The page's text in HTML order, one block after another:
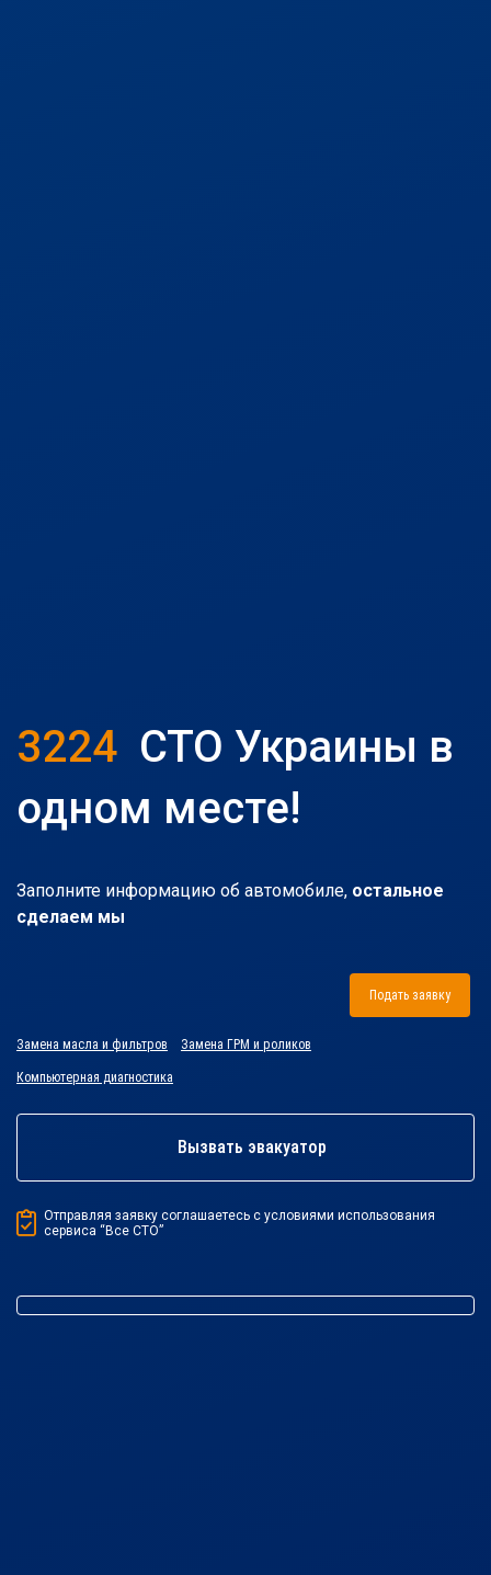
3224 СТО Украины в
одном месте!
Заполните информацию об автомобиле, остальное
сделаем мы
Подать заявку
Замена масла и фильтров Замена ГРМ и роликов
Компьютерная диагностика
Вызвать эвакуатор
Отправляя заявку соглашаетесь с условиями использования
сервиса “Все СТО”